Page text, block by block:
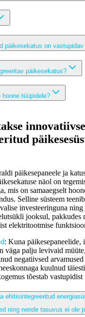
päikesekatus on
päikesekatus?
tüüpidele?
päikesepaneele ja
näol on
mis on samaaegselt
Selline süsteem
investeeringuna
jooksul, pakkudes
elektritootmise
: Kuna päikesepaneelide,
väga palju levivaid
negatiivsed
kuulnud
tõestab vastupidist
ehitisintegreeritud
ning nende tasuvus ei ole